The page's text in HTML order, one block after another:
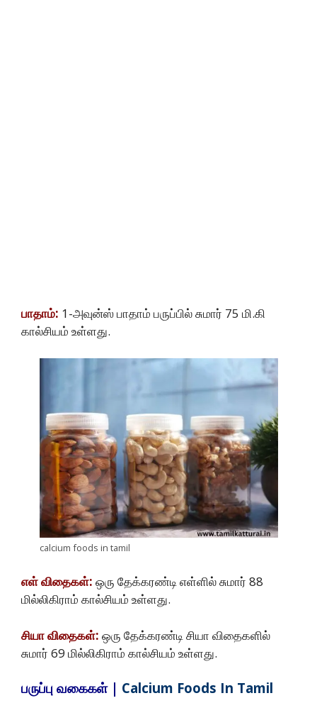
பாதாம்: 1-அவுன்ஸ் பாதாம் பருப்பில் சுமார் 75 மி.கி
கால்சியம் உள்ளது.
calcium foods in tamil
எள் விதைகள்: ஒரு தேக்கரண்டி எள்ளில் சுமார் 88
மில்லிகிராம் கால்சியம் உள்ளது.
சியா விதைகள்: ஒரு தேக்கரண்டி சியா விதைகளில்
சுமார் 69 மில்லிகிராம் கால்சியம் உள்ளது.
பருப்பு வகைகள் | Calcium Foods In Tamil